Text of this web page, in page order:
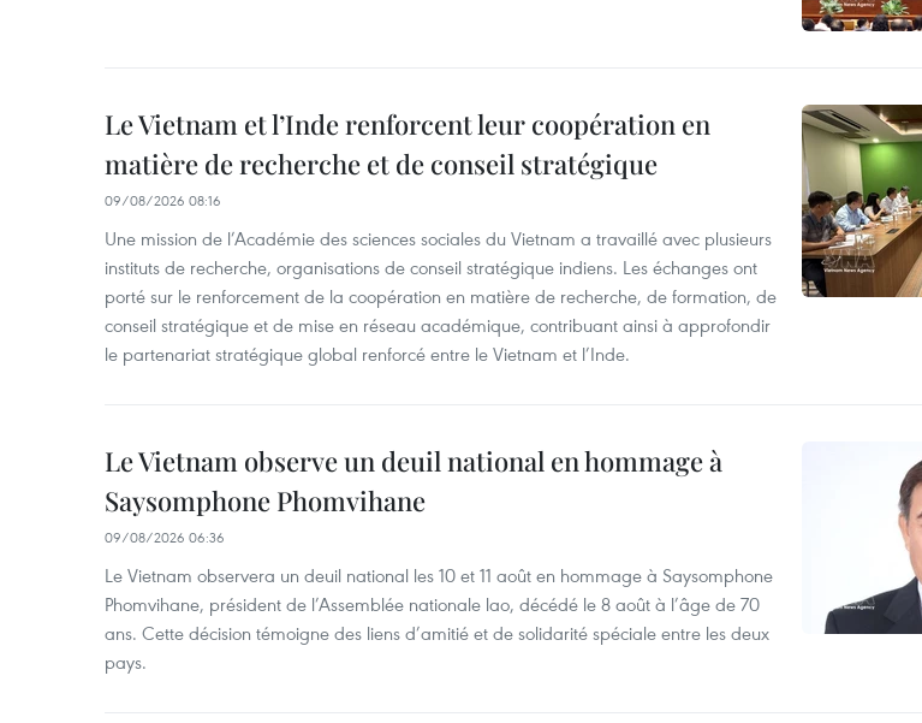
Le Vietnam et l’Inde renforcent leur coopération en
matière de recherche et de conseil stratégique
09/08/2026 08:16
Une mission de l’Académie des sciences sociales du Vietnam a travaillé avec plusieurs
instituts de recherche, organisations de conseil stratégique indiens. Les échanges ont
porté sur le renforcement de la coopération en matière de recherche, de formation, de
conseil stratégique et de mise en réseau académique, contribuant ainsi à approfondir
le partenariat stratégique global renforcé entre le Vietnam et l’Inde.
Le Vietnam observe un deuil national en hommage à
Saysomphone Phomvihane
09/08/2026 06:36
Le Vietnam observera un deuil national les 10 et 11 août en hommage à Saysomphone
Phomvihane, président de l’Assemblée nationale lao, décédé le 8 août à l’âge de 70
ans. Cette décision témoigne des liens d’amitié et de solidarité spéciale entre les deux
pays.